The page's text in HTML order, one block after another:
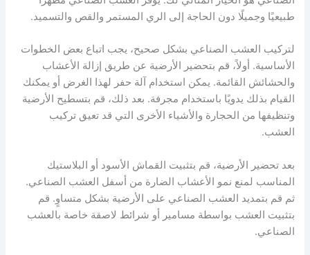
طبيعيًا وجميلًا دون الحاجة إلى الري المستمر والقص والتسميد.
لتركيب العشب الصناعي بشكل صحيح، يجب اتباع بعض الخطوات
الأساسية. أولاً، قم بتحضير الأرضية عن طريق إزالة الأعشاب
والحشائش القائمة. يمكن استخدام آلة حفر لهذا الغرض أو يمكنك
القيام بذلك يدويًا باستخدام مجرفة. بعد ذلك، قم بتسطيح الأرضية
وتنظيفها من الحجارة والأشياء الأخرى التي قد تعيق تركيب
العشب.
بعد تحضير الأرضية، قم بتثبيت القماش الأسود أو البلاستيك
المناسب لمنع نمو الأعشاب الضارة من أسفل العشب الصناعي.
ثم قم بتمديد العشب الصناعي على الأرضية بشكل متساوٍ. قم
بتثبيت العشب بواسطة مسامير أو شرائط لاصقة خاصة بالعشب
الصناعي.